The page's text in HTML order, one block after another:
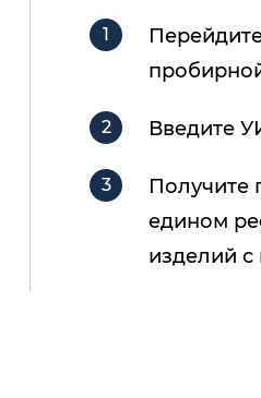
Введите
Получите
едином
изделий с